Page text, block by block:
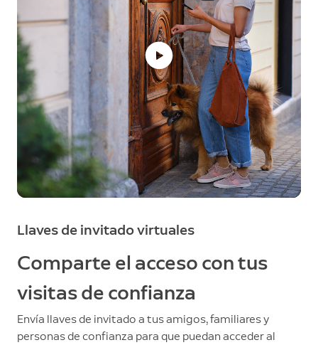
Llaves de invitado virtuales
Comparte el acceso con tus
visitas de confianza
Envía llaves de invitado a tus amigos, familiares y
personas de confianza para que puedan acceder al